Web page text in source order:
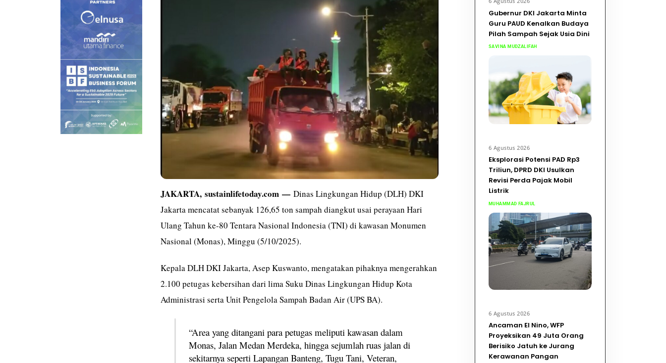
JAKARTA, sustainlifetoday.com—Dinas Lingkungan Hidup (DLH) DKI
Jakarta mencatat sebanyak 126,65 ton sampah diangkut usai perayaan Hari
Ulang Tahun ke-80 Tentara Nasional Indonesia (TNI) di kawasan Monumen
Nasional (Monas), Minggu (5/10/2025).
Kepala DLH DKI Jakarta, Asep Kuswanto, mengatakan pihaknya mengerahkan
2.100 petugas kebersihan dari lima Suku Dinas Lingkungan Hidup Kota
Administrasi serta Unit Pengelola Sampah Badan Air (UPS BA).
“Area yang ditangani para petugas meliputi kawasan dalam
Monas, Jalan Medan Merdeka, hingga sejumlah ruas jalan di
sekitarnya seperti Lapangan Banteng, Tugu Tani, Veteran,
Gubernur DKI Jakarta Minta
Guru PAUD Kenalkan Budaya
Pilah Sampah Sejak Usia Dini
SAVINA MUDZALIFAH
6 Agustus 2026
Eksplorasi Potensi PAD Rp3
Triliun, DPRD DKI Usulkan
Revisi Perda Pajak Mobil
Listrik
MUHAMMAD FAJRUL
6 Agustus 2026
Ancaman El Nino, WFP
Proyeksikan 49 Juta Orang
Berisiko Jatuh ke Jurang
Kerawanan Pangan